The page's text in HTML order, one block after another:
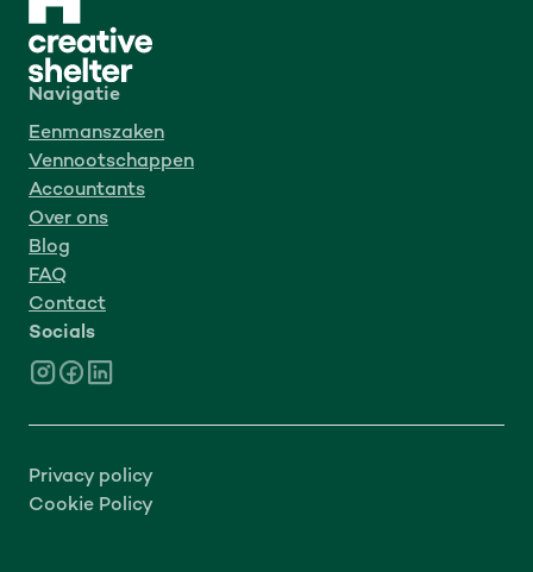
Navigatie
Eenmanszaken
Vennootschappen
Accountants
Over ons
Blog
FAQ
Contact
Socials
Privacy policy
Cookie Policy